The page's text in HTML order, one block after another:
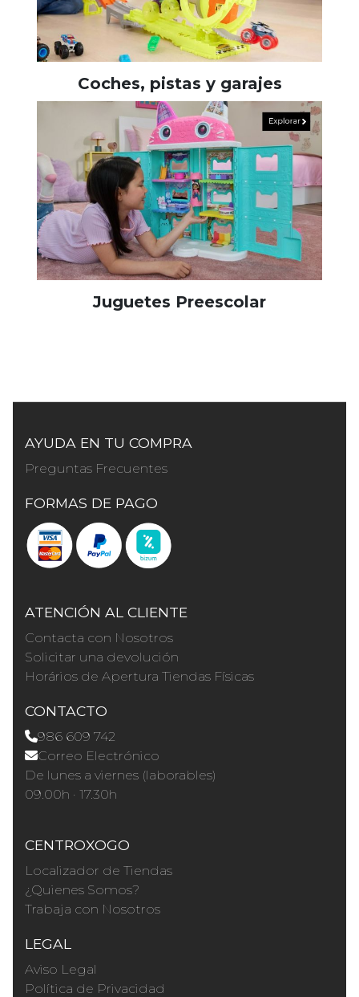
Coches, pistas y garajes
Juguetes Preescolar
AYUDA EN TU COMPRA
Preguntas Frecuentes
FORMAS DE PAGO
ATENCIÓN AL CLIENTE
Contacta con Nosotros
Solicitar una devolución
Horários de Apertura Tiendas Físicas
CONTACTO
986 609 742
Correo Electrónico
De lunes a viernes (laborables)
09.00h · 17.30h
CENTROXOGO
Localizador de Tiendas
¿Quienes Somos?
Trabaja con Nosotros
LEGAL
Aviso Legal
Política de Privacidad